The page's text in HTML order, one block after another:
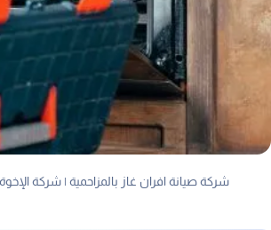
شركة صيانة افران غاز بالمزاحمية | شركة